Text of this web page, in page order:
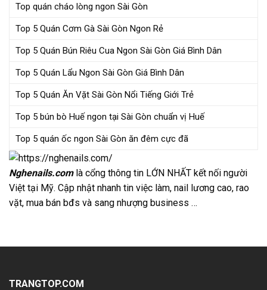
Top quán cháo lòng ngon Sài Gòn
Top 5 Quán Cơm Gà Sài Gòn Ngon Rẻ
Top 5 Quán Bún Riêu Cua Ngon Sài Gòn Giá Bình Dân
Top 5 Quán Lẩu Ngon Sài Gòn Giá Bình Dân
Top 5 Quán Ăn Vặt Sài Gòn Nổi Tiếng Giới Trẻ
Top 5 bún bò Huế ngon tại Sài Gòn chuẩn vị Huế
Top 5 quán ốc ngon Sài Gòn ăn đêm cực đã
Nghenails.comlà cổng thông tin LỚN NHẤT kết nối người
Việt tại Mỹ. Cập nhật nhanh tin việc làm, nail lương cao, rao
vặt, mua bán bđs và sang nhượng business …
TRANGTOP.COM